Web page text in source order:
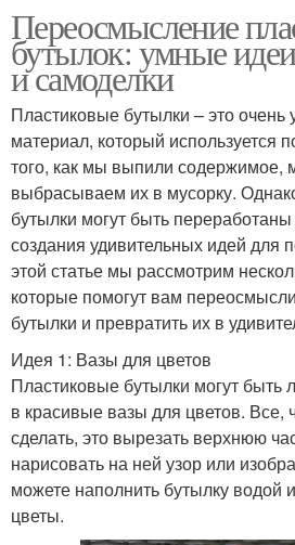
Переосмысление
бутылок: умные
и самоделки
Пластиковые бутылки – это
материал, который используется
того, как мы выпили содержимое,
выбрасываем их в мусорку.
бутылки могут быть
создания удивительных идей для
этой статье мы рассмотрим
которые помогут вам
бутылки и превратить их в
Идея 1: Вазы для цветов
Пластиковые бутылки могут быть
в красивые вазы для цветов. Все,
сделать, это вырезать верхнюю
нарисовать на ней узор или
можете наполнить бутылку водой
цветы.